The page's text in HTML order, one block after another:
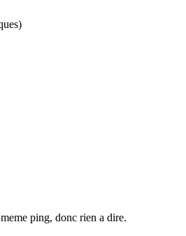
ping, donc rien a dire.